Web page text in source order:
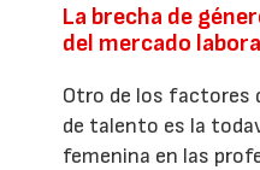
La brecha de
del mercado
Otro de los factores
de talento es la
femenina en las